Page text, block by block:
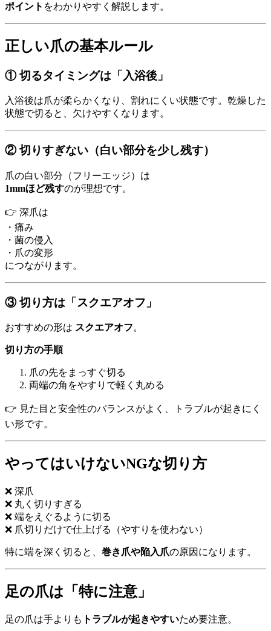
ポイント をわかりやすく解説します。
正しい爪の基本ルール
① 切るタイミングは「入浴後」
入浴後は爪が柔らかくなり、割れにくい状態です。乾燥した
状態で切ると、欠けやすくなります。
② 切りすぎない（白い部分を少し残す）
爪の白い部分（フリーエッジ）は
1mmほど残すのが理想です。
👉 深爪は
・痛み
・菌の侵入
・爪の変形
につながります。
③ 切り方は「スクエアオフ」
おすすめの形は スクエアオフ。
切り方の手順
爪の先をまっすぐ切る
両端の角をやすりで軽く丸める
👉 見た目と安全性のバランスがよく、トラブルが起きにく
い形です。
やってはいけないNGな切り方
❌ 深爪
❌ 丸く切りすぎる
❌ 端をえぐるように切る
❌ 爪切りだけで仕上げる（やすりを使わない）
特に端を深く切ると、 巻き爪や陥入爪の原因になります。
足の爪は「特に注意」
足の爪は手よりも トラブルが起きやすいため要注意。